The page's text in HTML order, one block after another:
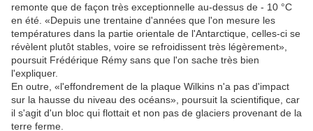
remonte que de façon très exceptionnelle au-dessus de - 10 °C
en été. «Depuis une trentaine d'années que l'on mesure les
températures dans la partie orientale de l'Antarctique, celles-ci se
révèlent plutôt stables, voire se refroidissent très légèrement»,
poursuit Frédérique Rémy sans que l'on sache très bien
l'expliquer.
En outre, «l'effondrement de la plaque Wilkins n'a pas d'impact
sur la hausse du niveau des océans», poursuit la scientifique, car
il s'agit d'un bloc qui flottait et non pas de glaciers provenant de la
terre ferme.